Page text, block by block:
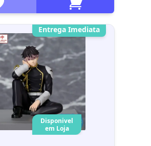
Entrega Imediata
Disponivel
em Loja